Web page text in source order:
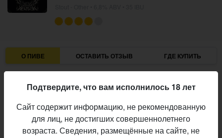
О ПИВЕ ОСТАВИТЬ ОТЗЫВ ГДЕ КУПИТЬ
Пивоварня:
Алкоголь:
6,8%
Горечь:
35 IBU
Начало
Подтвердите, что вам исполнилось 18 лет
Сайт содержит информацию, не рекомендованную
для лиц, не достигших совершеннолетнего
возраста. Сведения, размещённые на сайте, не